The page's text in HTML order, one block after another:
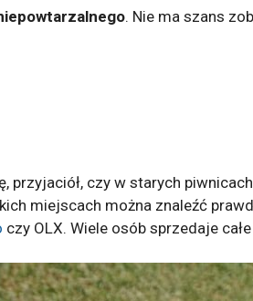
. Nie ma szans
przyjaciół, czy w starych
miejscach można znaleźć
czy OLX. Wiele osób sprzedaje